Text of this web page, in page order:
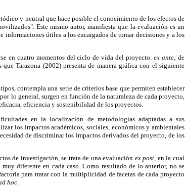
y neutral que hace posible el conocimiento de los efectos de
Este mismo autor, manifiesta que la evaluación es un
útiles a los encargados de tomar decisiones y a los
en cuatro momentos del ciclo de vida del proyecto:ex ante;de
que Tarazona (2002) presenta de manera gráfica con el siguiente
contempla una serie de criterios base que permiten establecer
lo general, surgen en función de la naturaleza de cada proyecto,
eficiencia y sostenibilidad de los proyectos.
en la localización de metodologías adaptadas a sus
los impactos académicos, sociales, económicos y ambientales
de discriminar los impactos derivados del proyecto, de los
de investigación, se trata de una evaluación ex post, en la cual
diferente en cada caso. Como resultado de lo anterior, no se
para tratar con la multiplicidad de facetas de cada proyecto
hoc.